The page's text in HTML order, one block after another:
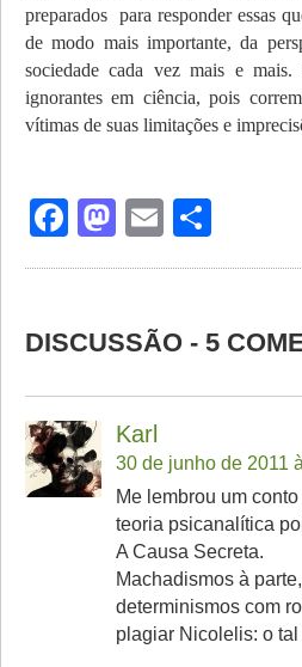
preparados para responder essas
de modo mais importante, da
sociedade cada vez mais e
ignorantes em ciência, pois
vítimas de suas limitações e
Facebook
Mastodon
Email
DISCUSSÃO - 5
Karl
30 de junho de 2011
Me lembrou um
teoria psicanalítica
A Causa Secreta.
Machadismos à
determinismos com
plagiar Nicolelis: o